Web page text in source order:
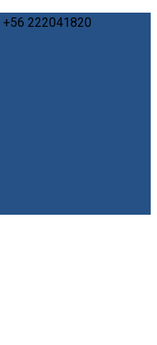
+56 222041820